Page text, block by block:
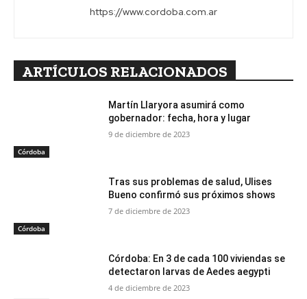
https://www.cordoba.com.ar
ARTÍCULOS RELACIONADOS
Córdoba
Martín Llaryora asumirá como
gobernador: fecha, hora y lugar
9 de diciembre de 2023
Córdoba
Tras sus problemas de salud, Ulises
Bueno confirmó sus próximos shows
7 de diciembre de 2023
Córdoba: En 3 de cada 100 viviendas se
detectaron larvas de Aedes aegypti
4 de diciembre de 2023